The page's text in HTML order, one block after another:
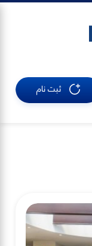
ثبت نام